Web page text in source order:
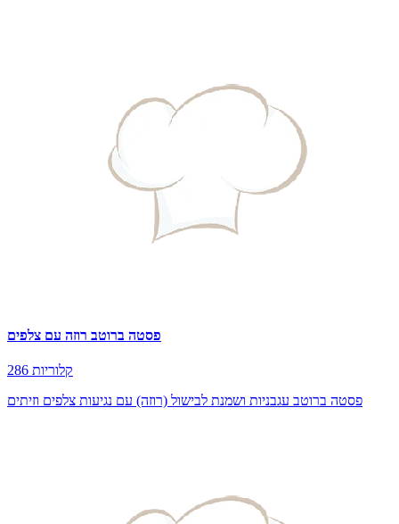
פסטה ברוטב רוזה עם צלפים
286 קלוריות
פסטה ברוטב עגבניות ושמנת לבישול (רוזה) עם נגיעות צלפים וזיתים